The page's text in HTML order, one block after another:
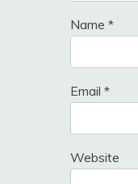
Name *
Email *
Website